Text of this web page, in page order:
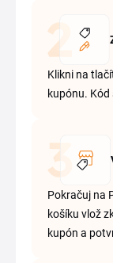
Klikni na
kupónu. Kód
Pokračuj na
košíku vlož
kupón a